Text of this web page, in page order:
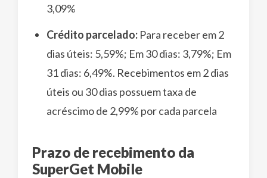
3,09%
Crédito parcelado: Para receber em 2
dias úteis: 5,59%; Em 30 dias: 3,79%; Em
31 dias: 6,49%. Recebimentos em 2 dias
úteis ou 30 dias possuem taxa de
acréscimo de 2,99% por cada parcela
Prazo de recebimento da
SuperGet Mobile